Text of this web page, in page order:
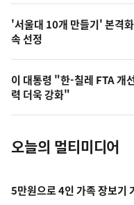
오
늘
의
사
진
'서울대 10개 만들기' 본격
속 선정
이 대통령 "한-칠레 FTA 개
력 더욱 강화"
오늘의 멀티미디어
5만원으로 4인 가족 장보기